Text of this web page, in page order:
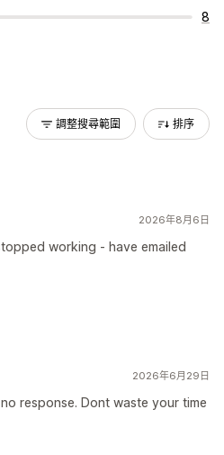
8
調整搜尋範圍 排序
2026年8月6日
working - have emailed
2026年6月29日
response. Dont waste your time